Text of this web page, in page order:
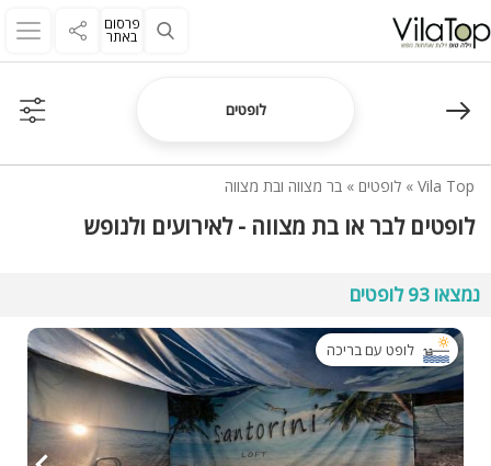
פרסום
באתר
לופטים
Vila Top
» לופטים » בר מצווה ובת מצווה
לופטים לבר או בת מצווה - לאירועים ולנופש
נמצאו 93 לופטים
לופט עם בריכה